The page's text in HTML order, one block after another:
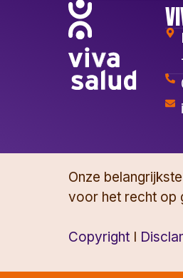
Onze
voor het recht op
Copyright I